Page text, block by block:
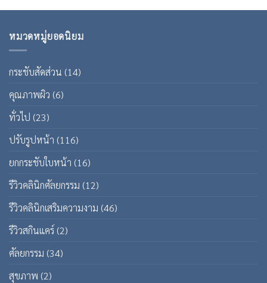
หมวดหมู่ยอดนิยม
กระชับสัดส่วน (14)
คุณภาพผิว (6)
ทั่วไป (23)
ปรับรูปหน้า (116)
ยกกระชับใบหน้า (16)
รีวิวคลินิกศัลยกรรม (12)
รีวิวคลินิกเสริมความงาม (46)
รีวิวสกินแคร์ (2)
ศัลยกรรม (34)
สุขภาพ (2)